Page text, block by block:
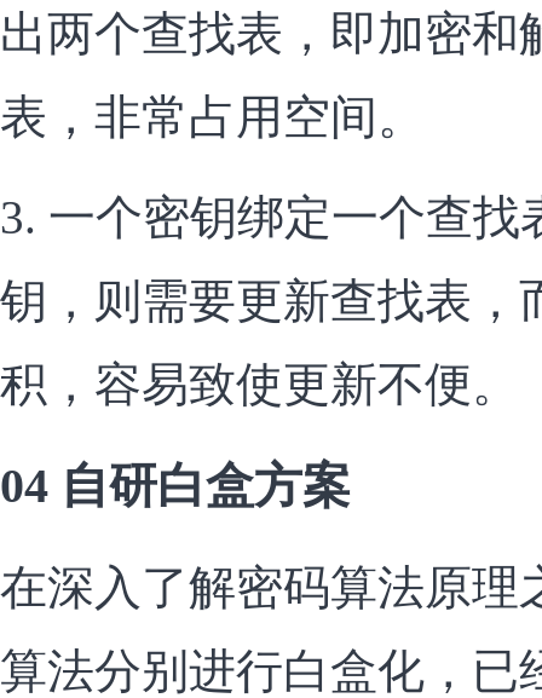
出两个查找表，即加密和
表，非常占用空间。
3. 一个密钥绑定一个查找
钥，则需要更新查找表，
积，容易致使更新不便。
04 自研白盒方案
在深入了解密码算法原理
算法分别进行白盒化，已